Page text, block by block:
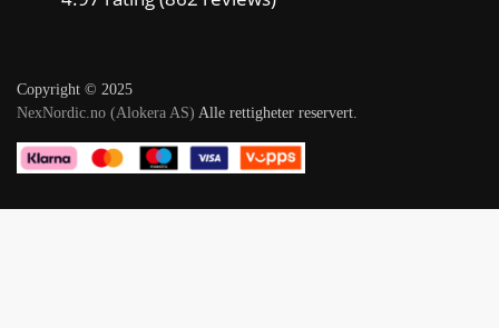
Copyright © 2025
NexNordic.no (Alokera AS) Alle rettigheter reservert.